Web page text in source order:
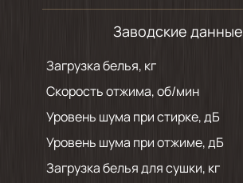
Заводские данные
Загрузка белья, кг
Скорость отжима, об/мин
Уровень шума при стирке, дБ
Уровень шума при отжиме, дБ
Загрузка белья для сушки, кг